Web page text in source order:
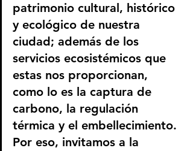
patrimonio cultural, histórico
y ecológico de nuestra
ciudad; además de los
servicios ecosistémicos que
estas nos proporcionan,
como lo es la captura de
carbono, la regulación
térmica y el embellecimiento.
Por eso, invitamos a la